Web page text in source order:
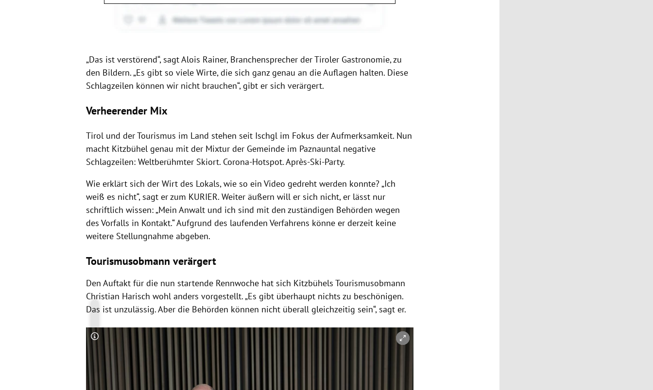
„Das ist verstörend“, sagt Alois Rainer, Branchensprecher der Tiroler Gastronomie, zu
den Bildern. „Es gibt so viele Wirte, die sich ganz genau an die Auflagen halten. Diese
Schlagzeilen können wir nicht brauchen“, gibt er sich verärgert.
Verheerender Mix
Tirol und der Tourismus im Land stehen seit Ischgl im Fokus der Aufmerksamkeit. Nun
macht Kitzbühel genau mit der Mixtur der Gemeinde im Paznauntal negative
Schlagzeilen: Weltberühmter Skiort. Corona-Hotspot. Après-Ski-Party.
Wie erklärt sich der Wirt des Lokals, wie so ein Video gedreht werden konnte? „Ich
weiß es nicht“, sagt er zum KURIER. Weiter äußern will er sich nicht, er lässt nur
schriftlich wissen: „Mein Anwalt und ich sind mit den zuständigen Behörden wegen
des Vorfalls in Kontakt.“ Aufgrund des laufenden Verfahrens könne er derzeit keine
weitere Stellungnahme abgeben.
Tourismusobmann verärgert
Den Auftakt für die nun startende Rennwoche hat sich Kitzbühels Tourismusobmann
Christian Harisch wohl anders vorgestellt. „Es gibt überhaupt nichts zu beschönigen.
Das ist unzulässig. Aber die Behörden können nicht überall gleichzeitig sein“, sagt er.
Copyright-Hinweis öffnen/schließen